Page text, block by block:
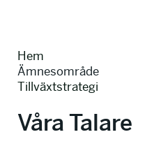
Kontakt
08-38 15 15
info@talkingminds.se
Hem
Ämnesområde
Tillväxtstrategi
Våra Talare